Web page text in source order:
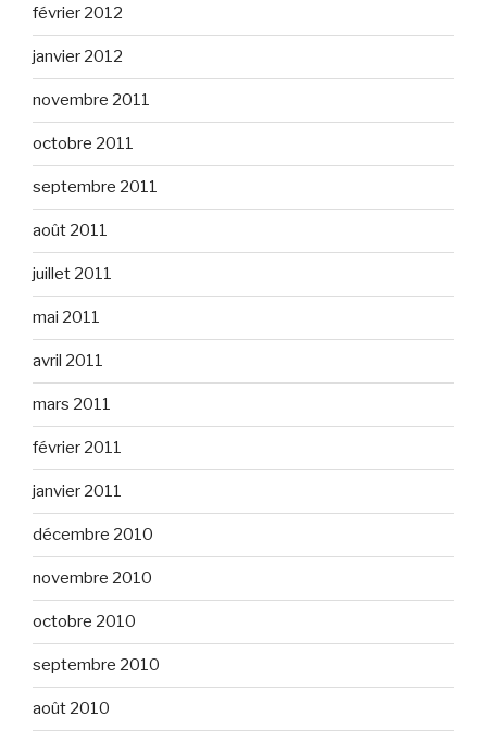
février 2012
janvier 2012
novembre 2011
octobre 2011
septembre 2011
août 2011
juillet 2011
mai 2011
avril 2011
mars 2011
février 2011
janvier 2011
décembre 2010
novembre 2010
octobre 2010
septembre 2010
août 2010